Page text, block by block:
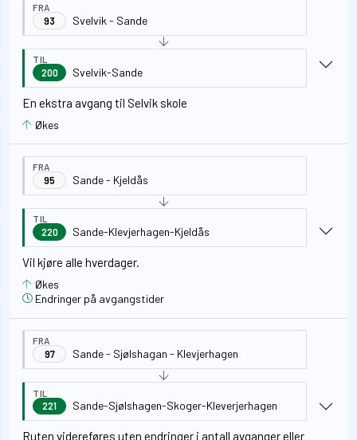
FRA
93
Svelvik - Sande
TIL
200
Svelvik-Sande
En ekstra avgang til Selvik skole
Økes
FRA
95
Sande - Kjeldås
TIL
220
Sande-Klevjerhagen-Kjeldås
Vil kjøre alle hverdager.
Økes
Endringer på avgangstider
FRA
97
Sande - Sjølshagan - Klevjerhagen
TIL
221
Sande-Sjølshagen-Skoger-Kleverjerhagen
Ruten videreføres uten endringer i antall avganger eller